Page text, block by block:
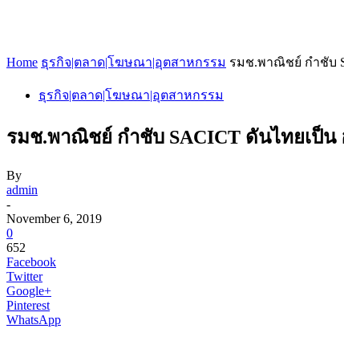
Home ธุรกิจ|ตลาด|โฆษณา|อุตสาหกรรม รมช.พาณิชย์ กำชับ
ธุรกิจ|ตลาด|โฆษณา|อุตสาหกรรม
รมช.พาณิชย์ กำชับ SACICT ดันไทยเป็
By
admin
-
November 6, 2019
0
652
Facebook
Twitter
Google+
Pinterest
WhatsApp